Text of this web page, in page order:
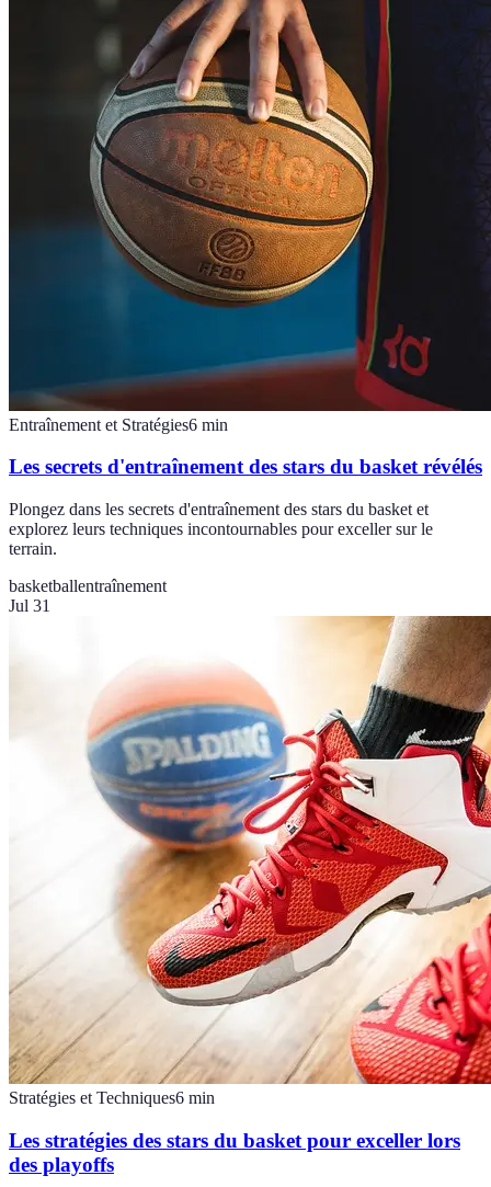
Entraînement et Stratégies6 min
Les secrets d'entraînement des stars du basket révélés
Plongez dans les secrets d'entraînement des stars du basket et
explorez leurs techniques incontournables pour exceller sur le
terrain.
basketballentraînement
Jul 31
Stratégies et Techniques6 min
Les stratégies des stars du basket pour exceller lors
des playoffs